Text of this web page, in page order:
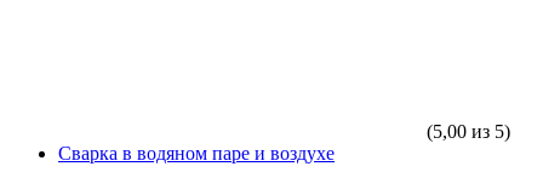
(5,00 из 5)
Сварка в водяном паре и воздухе